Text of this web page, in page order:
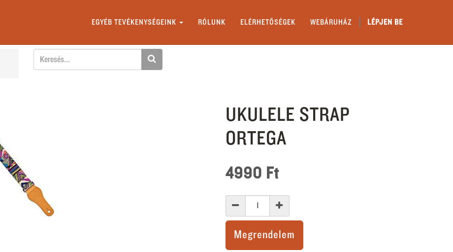
EGYÉB TEVÉKENYSÉGEINK RÓLUNK ELÉRHETŐSÉGEK WEBÁRUHÁZ LÉPJEN BE
UKULELE STRAP
ORTEGA
4990 Ft
Megrendelem